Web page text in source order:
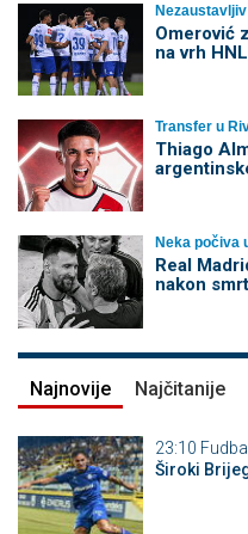
Nezaustavljiv
Omerović
na vrh
Transfer u
Thiago
Neka počiva
Real
nakon
Najnovije Najčitanije
23:10
Široki